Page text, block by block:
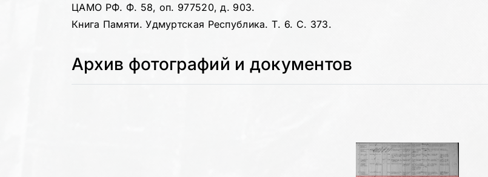
ЦАМО РФ. Ф. 58, оп. 977520, д. 903.
Книга Памяти. Удмуртская Республика. Т. 6. С. 373.
Архив фотографий и документов